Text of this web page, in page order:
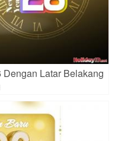
Latar Belakang